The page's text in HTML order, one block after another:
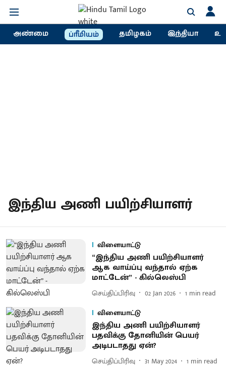
அண்மை ப்ரீமியம் தமிழகம் இந்தியா
இந்திய அணி பயிற்சியாளர்
விளையாட்டு
“இந்திய அணி பயிற்சியாளர்
ஆக வாய்ப்பு வந்தால் ஏற்க
மாட்டேன்” - கில்லெஸ்பி
செய்திப்பிரிவு 02 Jan 2026 1 min read
விளையாட்டு
இந்திய அணி பயிற்சியாளர்
பதவிக்கு தோனியின் பெயர்
அடிபடாதது ஏன்?
செய்திப்பிரிவு 31 May 2024 1 min read